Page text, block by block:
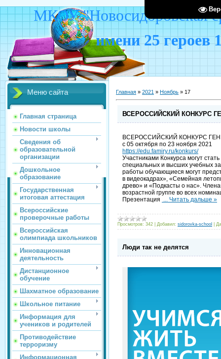
МКОУ "Новосидоровская
имени 25 героев
Меню сайта
Главная страница
Новости школы
Сведения об
образовательной
организации
Дошкольное
образование
Государственная
итоговая аттестация
Всероссийские
проверочные работы
Всероссийская
олимпиада школьников
Инновационная
деятельность
Дистанционное
обучение
Шахматное образование
Школьное питание
Информация для
учеников и родителей
Противодействие
терроризму
Информационная
Главная » 2021 » Ноябрь » 17
ВСЕРОССИЙСКИЙ КОНКУРС
ВСЕРОССИЙСКИЙ КОНКУРС
с 05 октября по 23 ноября 2021
https://edu.famiry.ru/konkurs/
Участниками Конкурса могут
специальных и высших учебных
работы обучающиеся могут
в видеокадрах», «Семейная
древо» и «Подкасты о нас».
возрастной группе во всех
Презентация
Читать дальше »
Просмотров: 342 Добавил: sidorovka-school
Люди так не делятся